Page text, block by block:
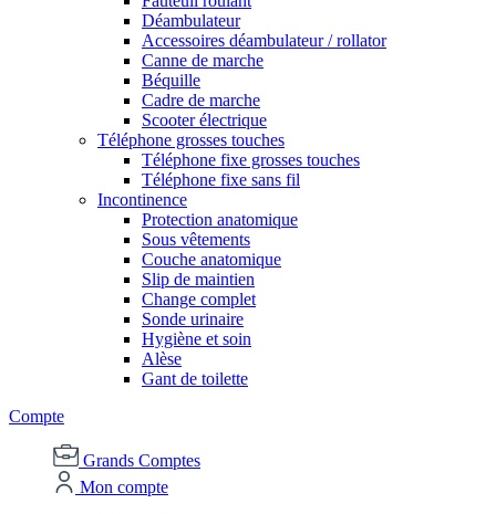
Déambulateur
Accessoires déambulateur / rollator
Canne de marche
Béquille
Cadre de marche
Scooter électrique
Téléphone grosses touches
Téléphone fixe grosses touches
Téléphone fixe sans fil
Incontinence
Protection anatomique
Sous vêtements
Couche anatomique
Slip de maintien
Change complet
Sonde urinaire
Hygiène et soin
Alèse
Gant de toilette
Compte
Grands Comptes
Mon compte